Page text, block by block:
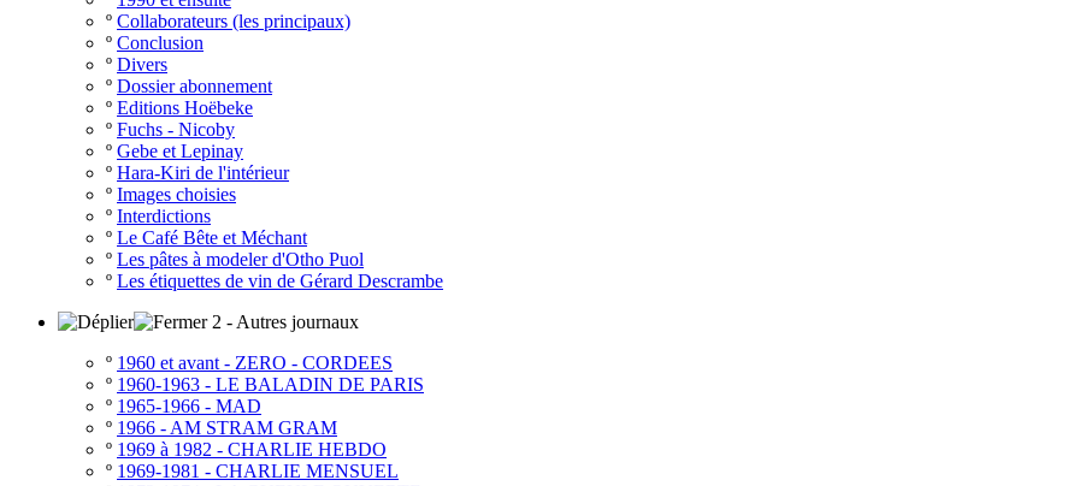
º Collaborateurs (les principaux)
º Conclusion
º Divers
º Dossier abonnement
º Editions Hoëbeke
º Fuchs - Nicoby
º Gebe et Lepinay
º Hara-Kiri de l'intérieur
º Images choisies
º Interdictions
º Le Café Bête et Méchant
º Les pâtes à modeler d'Otho Puol
º Les étiquettes de vin de Gérard Descrambe
2 - Autres journaux
º 1960 et avant - ZERO - CORDEES
º 1960-1963 - LE BALADIN DE PARIS
º 1965-1966 - MAD
º 1966 - AM STRAM GRAM
º 1969 à 1982 - CHARLIE HEBDO
º 1969-1981 - CHARLIE MENSUEL